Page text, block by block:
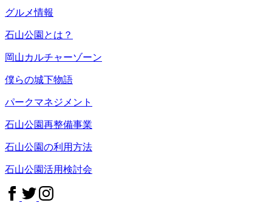
グルメ情報
石山公園とは？
岡山カルチャーゾーン
僕らの城下物語
パークマネジメント
石山公園再整備事業
石山公園の利用方法
石山公園活用検討会